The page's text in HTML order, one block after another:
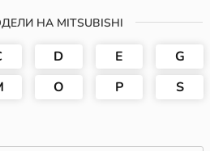
НА MITSUBISHI
D E
G
O P
S